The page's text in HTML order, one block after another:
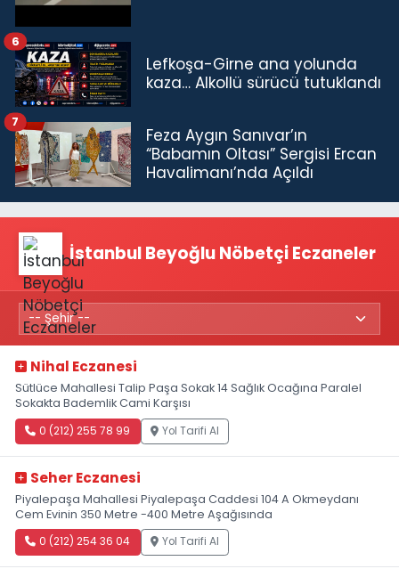
Lefkoşa-Girne ana yolunda
kaza… Alkollü sürücü tutuklandı
6
Feza Aygın Sanıvar’ın
“Babamın Oltası” Sergisi Ercan
Havalimanı’nda Açıldı
7
İstanbul Beyoğlu Nöbetçi Eczaneler
Nihal Eczanesi
Sütlüce Mahallesi Talip Paşa Sokak 14 Sağlık Ocağına Paralel
Sokakta Bademlik Cami Karşısı
0 (212) 255 78 99 Yol Tarifi Al
Seher Eczanesi
Piyalepaşa Mahallesi Piyalepaşa Caddesi 104 A Okmeydanı
Cem Evinin 350 Metre -400 Metre Aşağısında
0 (212) 254 36 04 Yol Tarifi Al